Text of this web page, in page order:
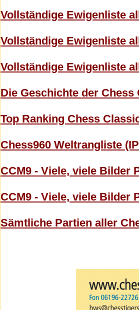
Vollständige Ewigenliste
Vollständige Ewigenliste
Vollständige Ewigenliste
Die Geschichte der
Top Ranking Chess
Chess960 Weltrangliste
CCM9 - Viele, viele Bilder
CCM9 - Viele, viele Bilder
Sämtliche Partien aller